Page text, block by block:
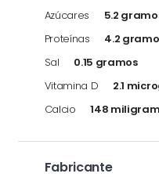
Azúcares
5.2
Proteínas
4.2
Sal
0.15 gramos
Vitamina D
2.1
Calcio
148
Fabricante